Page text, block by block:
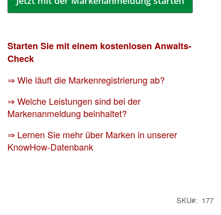
Starten Sie mit einem kostenlosen Anwalts-
Check
⇒ Wie läuft die Markenregistrierung ab?
⇒ Welche Leistungen sind bei der
Markenanmeldung beinhaltet?
⇒ Lernen Sie mehr über Marken in unserer
KnowHow-Datenbank
SKU 177